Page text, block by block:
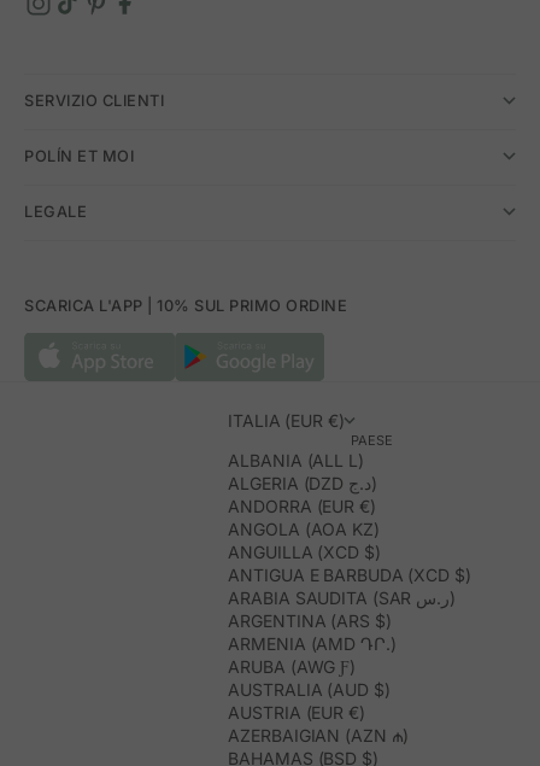
SERVIZIO CLIENTI
POLÍN ET MOI
LEGALE
SCARICA L'APP | 10% SUL PRIMO ORDINE
ITALIA (EUR €)
PAESE
ALBANIA (ALL L)
ALGERIA (DZD د.ج)
ANDORRA (EUR €)
ANGOLA (AOA KZ)
ANGUILLA (XCD $)
ANTIGUA E BARBUDA (XCD $)
ARABIA SAUDITA (SAR ر.س)
ARGENTINA (ARS $)
ARMENIA (AMD ԴՐ.)
ARUBA (AWG Ƒ)
AUSTRALIA (AUD $)
AUSTRIA (EUR €)
AZERBAIGIAN (AZN ₼)
BAHAMAS (BSD $)